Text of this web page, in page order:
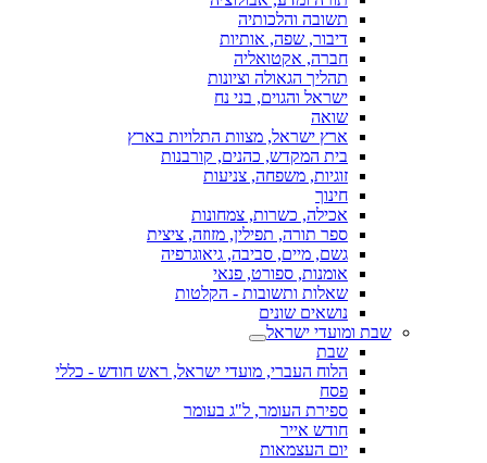
תשובה והלכותיה
דיבור, שפה, אותיות
חברה, אקטואליה
תהליך הגאולה וציונות
ישראל והגוים, בני נח
שואה
ארץ ישראל, מצוות התלויות בארץ
בית המקדש, כהנים, קורבנות
זוגיות, משפחה, צניעות
חינוך
אכילה, כשרות, צמחונות
ספר תורה, תפילין, מזוזה, ציצית
גשם, מיים, סביבה, גיאוגרפיה
אומנות, ספורט, פנאי
שאלות ותשובות - הקלטות
נושאים שונים
שבת ומועדי ישראל
שבת
הלוח העברי, מועדי ישראל, ראש חודש - כללי
פסח
ספירת העומר, ל"ג בעומר
חודש אייר
יום העצמאות